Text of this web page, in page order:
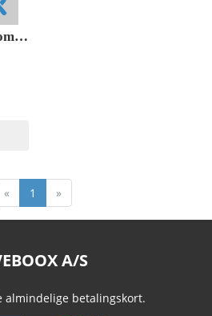
Kildeskatteloven med kommentarer I-II
« 1 »
A/S
almindelige betalingskort.